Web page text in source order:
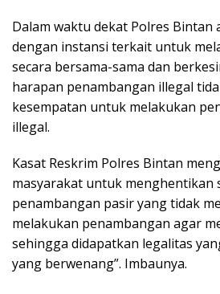
Dalam waktu dekat Polres Bintan
dengan instansi terkait untuk
secara bersama-sama dan
harapan penambangan illegal
kesempatan untuk melakukan
illegal.
Kasat Reskrim Polres Bintan
masyarakat untuk menghentikan
penambangan pasir yang tidak
melakukan penambangan agar
sehingga didapatkan legalitas
yang berwenang”. Imbaunya.